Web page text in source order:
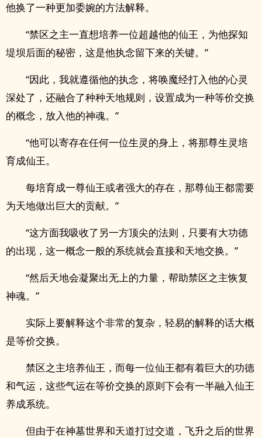
他换了一种更加委婉的方法解释。
“禁区之主一直想培养一位超越他的仙王，为他探知
堤坝后面的秘密，这是他执念留下来的关键。”
“因此，我就遵循他的执念，将唤魔经打入他的心灵
深处了，还融合了种种天地规则，设置成为一种等价交换
的概念，放入他的神魂。”
“他可以寄存在任何一位生灵的身上，将那尊生灵培
育成仙王。
每培育成一尊仙王或者强大的存在，那尊仙王都需要
为天地做出巨大的贡献。”
“这方面我吸收了另一方顶尖的法则，只要有大功德
的出现，这一概念一般的系统就会直接和天地交换。”
“然后天地会凝聚出无上的力量，帮助禁区之主恢复
神魂。”
实际上要解释这个非常的复杂，轻易的解释的话大概
是等价交换。
禁区之主培养仙王，而每一位仙王都有着巨大的功德
和气运，这些气运在等价交换的原则下会有一半融入仙王
养成系统。
但由于在神墓世界和天道打过交道，飞升之后的世界